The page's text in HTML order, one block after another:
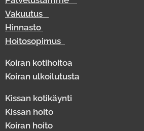
Vakuutus
Hinnasto
Hoitosopimus
Koiran kotihoitoa
Koiran ulkoilutusta
Kissan kotikäynti
Kissan hoito
Koiran hoito